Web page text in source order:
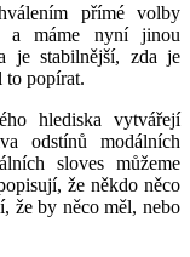
přímé volby
a máme nyní jinou
je stabilnější, zda je
to popírat.
hlediska vytvářejí
odstínů modálních
sloves můžeme
že někdo něco
že by něco měl, nebo